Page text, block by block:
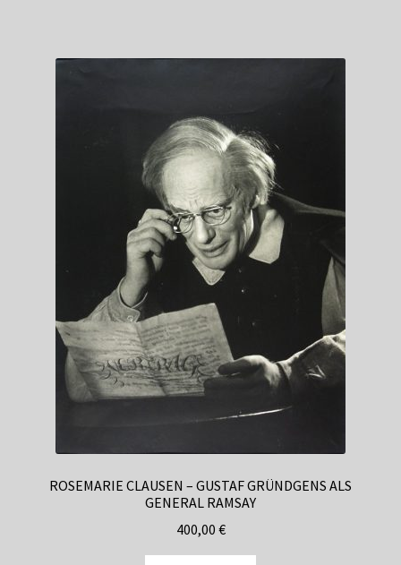
ROSEMARIE CLAUSEN – GUSTAF GRÜNDGENS ALS
GENERAL RAMSAY
400,00 €